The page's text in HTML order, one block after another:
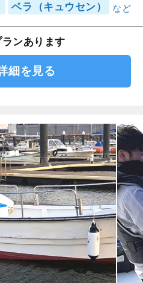
ベラ（キュウセン）
ランあります
細を見る